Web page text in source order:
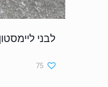
לבני
75